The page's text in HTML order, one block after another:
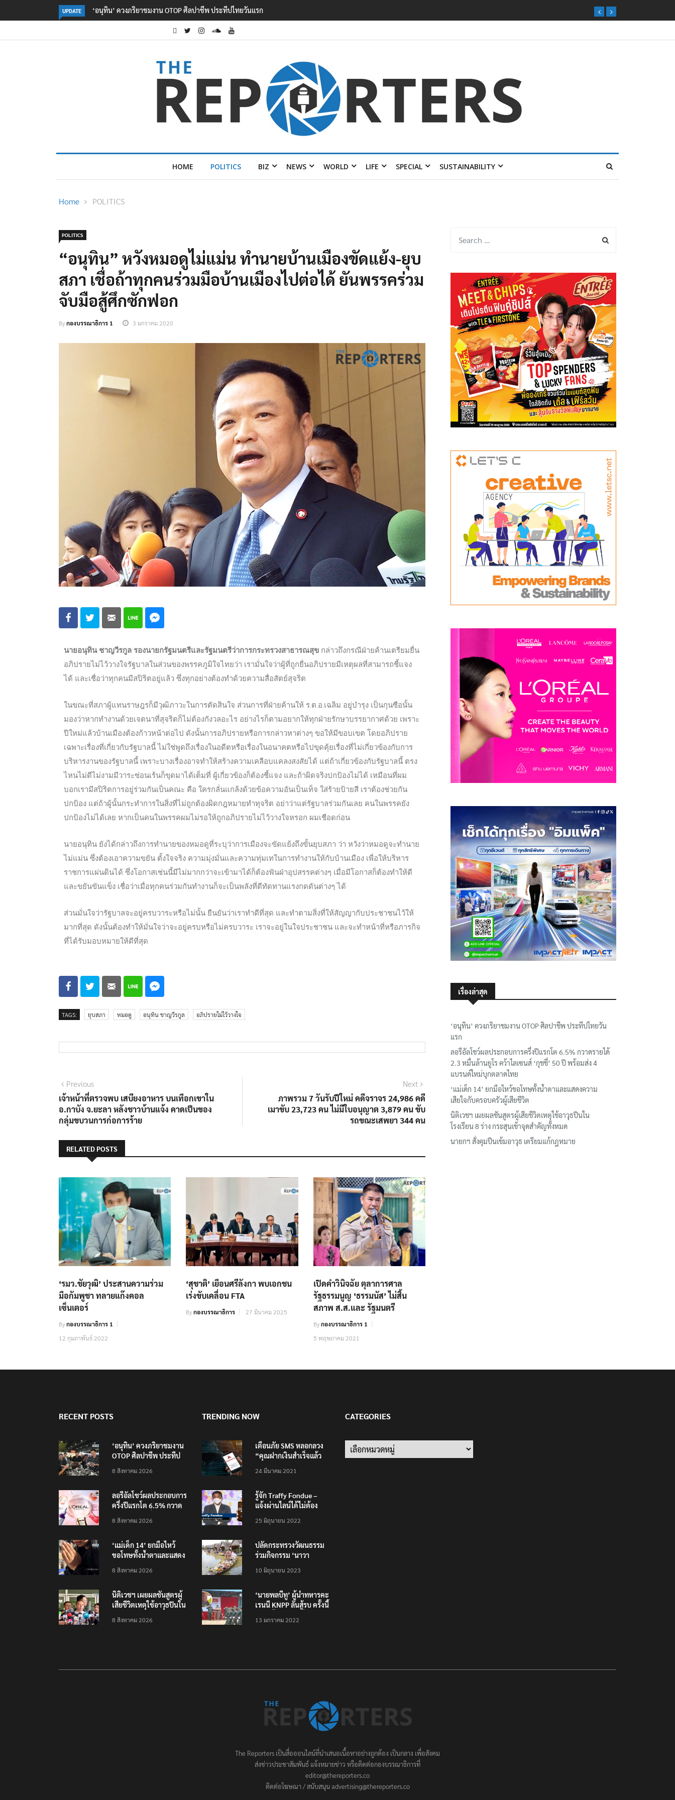
UPDATE ลอรีอัลโชว์ผลประกอบการครึ่งปีแรกโต 6.5% กวาดรายได้ 2.3 หมื่นล้านยูโร คว้าไลเซนส์ ‘กุชชี่’ 50 ปี พร้อมส่ง 4 แบรนด์ใหม่บุกตลาดไทย
HOME POLITICS BIZ NEWS WORLD LIFE SPECIAL SUSTAINABILITY
Home POLITICS
POLITICS
“อนุทิน” หวังหมอดูไม่แม่น ทำนายบ้านเมืองขัดแย้ง-ยุบ
สภา เชื่อถ้าทุกคนร่วมมือบ้านเมืองไปต่อได้ ยันพรรคร่วม
จับมือสู้ศึกซักฟอก
Byกองบรรณาธิการ 1 3 มกราคม 2020
นายอนุทิน ชาญวีรกูล รองนายกรัฐมนตรีและรัฐมนตรีว่าการกระทรวงสาธารณสุข กล่าวถึงกรณีฝ่ายค้านเตรียมยื่น
อภิปรายไม่ไว้วางใจรัฐบาลในส่วนของพรรคภูมิใจไทยว่า เรามั่นใจว่าผู้ที่ถูกยื่นอภิปรายมีเหตุผลที่สามารถชี้แจง
ได้ และเชื่อว่าทุกคนมีสปิริตอยู่แล้ว ซึ่งทุกอย่างต้องทำด้วยความสื่อสัตย์สุจริต
ในขณะที่สภาผู้แทนราษฎรก็มีวุฒิภาวะในการตัดสินใจ ส่วนการที่ฝ่ายค้านให้ ร.ต.อ.เฉลิม อยู่บำรุง เป็นกุนซือนั้น
มองว่าหากทำงานด้วยเจตนาที่สุจริตก็ไม่ต้องกังวลอะไร อย่างไรก็ตามอยากให้ทุกฝ่ายรักษาบรรยากาศด้วย เพราะ
ปีใหม่แล้วบ้านเมืองต้องก้าวหน้าต่อไป ดังนั้นการอภิปรายหรือการกล่าวหาต่างๆ ขอให้มีขอบเขต โดยอภิปราย
เฉพาะเรื่องที่เกี่ยวกับรัฐบาลนี้ ไม่ใช่พูดถึงเรื่องในอดีตหรือเรื่องในอนาคตหรือไปขุดคุ้ยเรื่องที่ไม่เกี่ยวข้องกับการ
บริหารงานของรัฐบาลนี้ เพราะบางเรื่องอาจทำให้สร้างความเคลือบแคลงสงสัยได้ แต่ถ้าเกี่ยวข้องกับรัฐบาลนี้ ตรง
ไหนไม่ดีไม่งามมีวาระซ่อนเร้นก็ขุดมาได้เต็มที่ ผู้เกี่ยวข้องก็ต้องชี้แจง และถ้าผิดจริงปกป้องไม่ได้ เหมือนที่ผม
บอกเรามีสปิริตการอยู่ร่วมกันเป็นคณะ คือ ใครกลั่นแกล้งด้วยข้อความอันเป็นเท็จ ใส่ร้ายป้ายสี เราต้องช่วยกัน
ปกป้อง แต่ถ้าผู้นั้นกระทำการในสิ่งที่ไม่ถูกต้องผิดกฎหมายทำทุจริต อย่าว่าแต่รัฐบาลร่วมกันเลย คนในพรรคยัง
ปกป้องไม่ได้เลย หากเป็นคนในพรรคผมไม่รอให้ถูกอภิปรายไม่ไว้วางใจหรอก ผมเชือดก่อน
นายอนุทิน ยังได้กล่าวถึงการทำนายของหมอดูที่ระบุว่าการเมืองจะขัดแย้งถึงขั้นยุบสภา ว่า หวังว่าหมอดูจะทำนาย
ไม่แม่น ซึ่งต้องเอาความขยัน ตั้งใจจริง ความมุ่งมั่นและความทุ่มเทในการทำงานให้กับบ้านเมือง เพื่อให้บริหาร
ราชการแผ่นดินได้ ซึ่งโอกาสเช่นนี้มีไม่มากกว่าจะเข้ามาได้ก็ต้องฟันฝ่าอุปสรรคต่างๆ เมื่อมีโอกาสก็ต้องทำให้ดี
และขยันขันแข็ง เชื่อว่าเมื่อทุกคนร่วมกันทำงานก็จะเป็นพลังที่ดีทัดทานแรงกดดันต่างๆ ได้
ส่วนมั่นใจว่ารัฐบาลจะอยู่ครบวาระหรือไม่นั้น ยืนยันว่าเราทำดีที่สุด และทำตามสิ่งที่ให้สัญญากับประชาชนไว้ให้
มากที่สุด ดังนั้นต้องทำให้มั่นใจว่าจะอยู่ครบหรือไม่ครบวาระ เราจะอยู่ในใจประชาชน และจะทำหน้าที่หรือภารกิจ
ที่ได้รับมอบหมายให้ดีที่สุด
TAGS: ยุบสภา หมอดู อนุทิน ชาญวีรกูล อภิปรายไม่ไว้วางใจ
Previous
เจ้าหน้าที่ตรวจพบ เสบียงอาหาร บนเทือกเขาใน
อ.กาบัง จ.ยะลา หลังชาวบ้านแจ้ง คาดเป็นของ
กลุ่มขบวนการก่อการร้าย
Next
ภาพรวม 7 วันรับปีใหม่ คดีจราจร 24,986 คดี
เมาขับ 23,723 คน ไม่มีใบอนุญาต 3,879 คน ขับ
รถขณะเสพยา 344 คน
RELATED POSTS
‘รมว.ชัยวุฒิ’ ประสานความร่วม
มือกัมพูชา ทลายแก๊งคอล
เซ็นเตอร์
Byกองบรรณาธิการ 1
12 กุมภาพันธ์ 2022
‘สุชาติ’ เยือนศรีลังกา พบเอกชน
เร่งขับเคลื่อน FTA
Byกองบรรณาธิการ 27 มีนาคม 2025
เปิดคำวินิจฉัย ตุลาการศาล
รัฐธรรมนูญ ‘ธรรมนัส’ ไม่สิ้น
สภาพ ส.ส.และ รัฐมนตรี
Byกองบรรณาธิการ 1
5 พฤษภาคม 2021
เรื่องล่าสุด
‘อนุทิน’ ควงภริยาชมงาน OTOP ศิลปาชีพ ประทีปไทยวัน
แรก
ลอรีอัลโชว์ผลประกอบการครึ่งปีแรกโต 6.5% กวาดรายได้
2.3 หมื่นล้านยูโร คว้าไลเซนส์ ‘กุชชี่’ 50 ปี พร้อมส่ง 4
แบรนด์ใหม่บุกตลาดไทย
‘แม่เด็ก 14’ ยกมือไหว้ขอโทษทั้งน้ำตาและแสดงความ
เสียใจกับครอบครัวผู้เสียชีวิต
นิติเวชฯ เผยผลชันสูตรผู้เสียชีวิตเหตุใช้อาวุธปืนใน
โรงเรียน 8 ร่าง กระสุนเข้าจุดสำคัญทั้งหมด
นายกฯ สั่งคุมปืนเข้มอาวุธ เตรียมแก้กฎหมาย
RECENT POSTS
‘อนุทิน’ ควงภริยาชมงาน
OTOP ศิลปาชีพ ประทีป
8 สิงหาคม 2026
ลอรีอัลโชว์ผลประกอบการ
ครึ่งปีแรกโต 6.5% กวาด
คว้าไลเซนส์ ‘กุชชี่’ 50 ปี
ตลาดไทย
8 สิงหาคม 2026
‘แม่เด็ก 14’ ยกมือไหว้
ขอโทษทั้งน้ำตาและแสดง
เสียชีวิต
8 สิงหาคม 2026
นิติเวชฯ เผยผลชันสูตรผู้
เสียชีวิตเหตุใช้อาวุธปืนใน
จุดสำคัญทั้งหมด
8 สิงหาคม 2026
TRENDING NOW
เตือนภัย SMS หลอกลวง
“คุณฝากเงินสำเร็จแล้ว
200,000 บาท”
24 มีนาคม 2021
รู้จัก Traffy Fondue –
แจ้งผ่านไลน์ได้ไม่ต้อง
ทั่วไทย ไม่ใช่แค่ในกรุง
25 มิถุนายน 2022
ปลัดกระทรวงวัฒนธรรม
ร่วมกิจกรรม ‘นาวา
ตักบาตรทางน้ำ
10 มิถุนายน 2023
‘นายพลบีทู’ ผู้นำทหารคะ
เรนนี KNPP ลั่นสู้รบ ครั้งนี้
ประชาชนต้องชนะ
13 มกราคม 2022
CATEGORIES
The Reporters เป็นสื่อออนไลน์ที่นำเสนอเนื้อหาอย่างถูกต้อง เป็นกลาง เพื่อสังคม
ส่งข่าวประชาสัมพันธ์ แจ้งหมายข่าว หรือติดต่อกองบรรณาธิการที่
editor@thereporters.co
ติดต่อโฆษณา / สนับสนุน advertising@thereporters.co